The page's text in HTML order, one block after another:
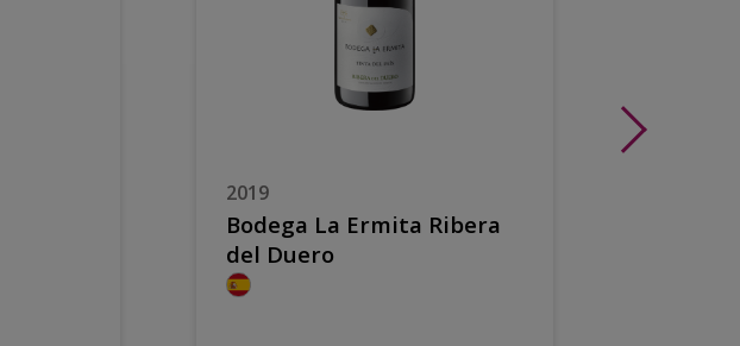
2019
Bodega La Ermita Ribera
del Duero